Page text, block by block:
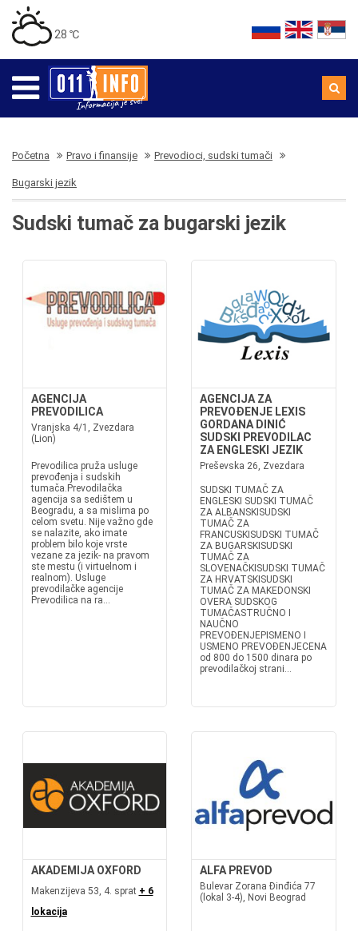
28 ℃
Početna Pravo i finansije Prevodioci, sudski tumači
Bugarski jezik
Sudski tumač za bugarski jezik
AGENCIJA
PREVODILICA
Vranjska 4/1, Zvezdara
(Lion)
Prevodilica pruža usluge
prevođenja i sudskih
tumača.Prevodilačka
agencija sa sedištem u
Beogradu, a sa mislima po
celom svetu. Nije važno gde
se nalazite, ako imate
problem bilo koje vrste
vezane za jezik- na pravom
ste mestu (i virtuelnom i
realnom). Usluge
prevodilačke agencije
Prevodilica na ra...
AGENCIJA ZA
PREVOĐENJE LEXIS
GORDANA DINIĆ
SUDSKI PREVODILAC
ZA ENGLESKI JEZIK
Preševska 26, Zvezdara
SUDSKI TUMAČ ZA
ENGLESKI SUDSKI TUMAČ
ZA ALBANSKISUDSKI
TUMAČ ZA
FRANCUSKISUDSKI TUMAČ
ZA BUGARSKISUDSKI
TUMAČ ZA
SLOVENAČKISUDSKI TUMAČ
ZA HRVATSKISUDSKI
TUMAČ ZA MAKEDONSKI
OVERA SUDSKOG
TUMAČASTRUČNO I
NAUČNO
PREVOĐENJEPISMENO I
USMENO PREVOĐENJECENA
od 800 do 1500 dinara po
prevodilačkoj strani...
AKADEMIJA OXFORD
Makenzijeva 53, 4. sprat + 6
lokacija
ALFA PREVOD
Bulevar Zorana Đinđića 77
(lokal 3-4), Novi Beograd